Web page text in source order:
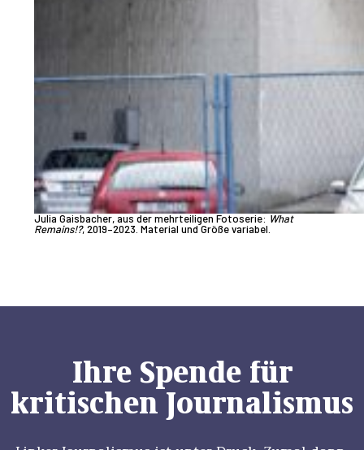
Julia Gaisbacher, aus der mehrteiligen Fotoserie: What
Remains!?, 2019–2023. Material und Größe variabel.
Ihre Spende für
kritischen Journalismus